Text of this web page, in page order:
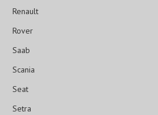
Renault
Rover
Saab
Scania
Seat
Setra